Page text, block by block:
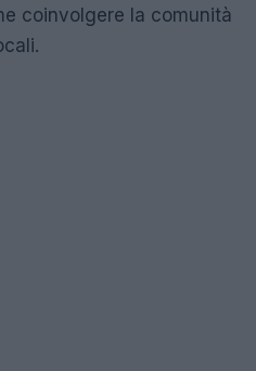
coinvolgere la comunità